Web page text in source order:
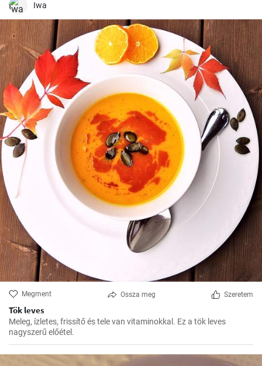
Iwa
Megment Ossza meg Szeretem
Tök leves
Meleg, ízletes, frissítő és tele van vitaminokkal. Ez a tök leves
nagyszerű előétel.